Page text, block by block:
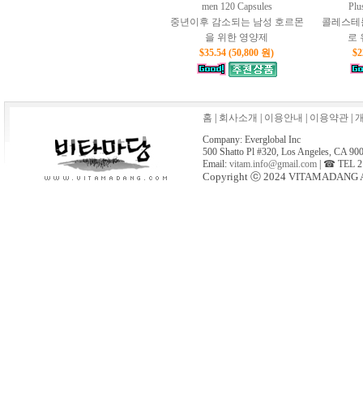
men 120 Capsules
중년이후 감소되는 남성 호르몬
을 위한 영양제
$35.54 (50,800 원)
콜레스
로
홈 회사소개 이용안내 이용약관|
Company: Everglobal Inc
500 Shatto Pl #320, Los Angeles, CA
Email: vitam.info@gmail.com| ☎ TEL
Copyright ⓒ 2024 VITAMADANG